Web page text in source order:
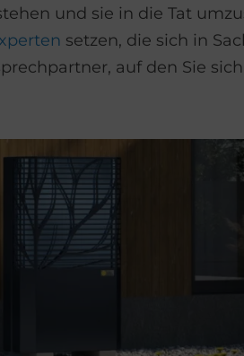
und sie in die Tat
setzen, die sich in
auf den Sie